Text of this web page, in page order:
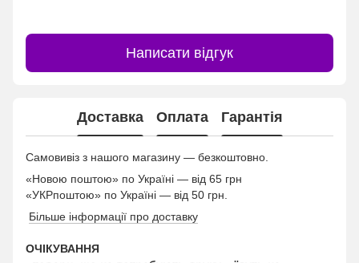
Написати відгук
Доставка Оплата Гарантія
Самовивіз з нашого магазину — безкоштовно.
«Новою поштою» по Україні — від 65 грн
«УКРпоштою» по Україні — від 50 грн.
Більше інформації про доставку
ОЧІКУВАННЯ